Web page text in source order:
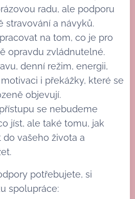
radu, ale podporu
stravování a návyků.
na tom, co je pro
opravdu zvládnutelné.
denní režim, energii,
i překážky, které se
objevují.
se nebudeme
jíst, ale také tomu, jak
vašeho života a
potřebujete, si
spolupráce: